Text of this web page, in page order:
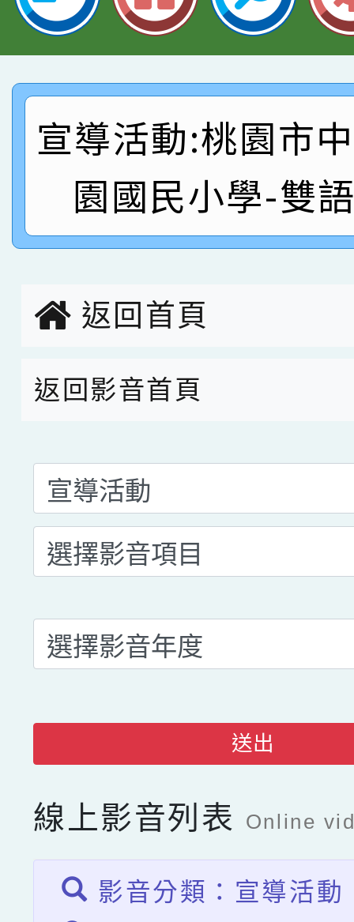
指導老師林老師
賽 劉文瑛教師榮獲教
賀！本校參與2026世
創客第三名。
賀！本校參加桃園市中
賽 洪綺君教師榮獲社
名
賀！本校阿巴斯O蜜、
倩參加桃園市科展 國
名 指導老師王老師、
園市英語競賽國小朗
指導老師林老師
賀！本校參加桃園市中
賽 劉文瑛教師榮獲教
臺灣台語-第二名
賀！本校參與2026世
市賽榮獲科學小創客佳
宣導活動:桃園市
園國民小學-雙
返回首頁
返回影音首頁
送出
線上影音列表 Online
影音分類：宣導活動